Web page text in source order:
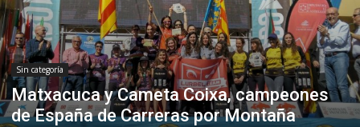
Sin categoría
Matxacuca y Cameta Coixa, campeones
de España de Carreras por Montaña